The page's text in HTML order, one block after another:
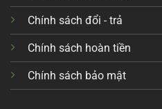
Chính sách đổi - trả
Chính sách hoàn tiền
Chính sách bảo mật